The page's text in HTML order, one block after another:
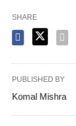
SHARE
PUBLISHED BY
Komal Mishra